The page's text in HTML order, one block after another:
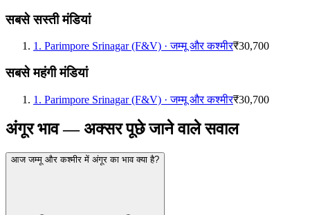
सबसे सस्ती मंडियां
1. Parimpore Srinagar (F&V) ·जम्मू और कश्मीर₹30,700
सबसे महंगी मंडियां
1 . Parimpore Srinagar (F&V) ·जम्मू और कश्मीर₹30,700
अंगूर भाव — अक्सर पूछे जाने वाले सवाल
आज जम्मू और कश्मीर में अंगूर का भाव क्या है?